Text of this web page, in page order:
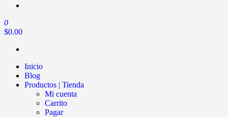
0
$0.00
Inicio
Blog
Productos | Tienda
Mi cuenta
Carrito
Pagar